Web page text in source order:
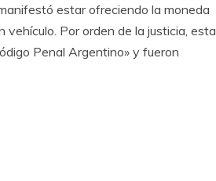
estar ofreciendo la moneda
Por orden de la justicia, esta
Penal Argentino» y fueron